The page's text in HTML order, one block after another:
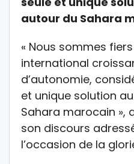
autour du Sahara
« Nous sommes
international
d’autonomie,
et unique solution
Sahara marocain »,
son discours
l’occasion de la